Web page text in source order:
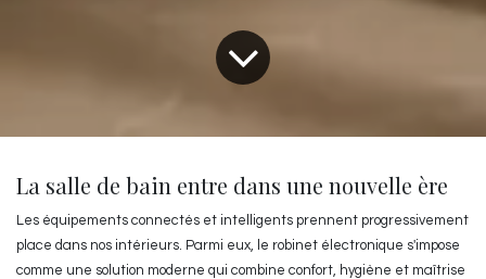
La salle de bain entre dans une nouvelle ère
Les équipements connectés et intelligents prennent progressivement
place dans nos intérieurs. Parmi eux, le robinet électronique s'impose
comme une solution moderne qui combine confort, hygiène et maîtrise